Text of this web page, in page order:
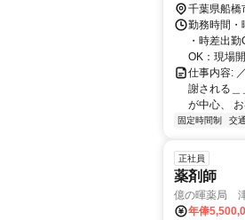
OK（公共
ため、無駄
千葉県船橋
勤務時間・
・時差出
OK：現場
仕事内容:
謝される＿
が中心、
固定時間制 交
正社員
薬剤師
億の暉薬局
年俸